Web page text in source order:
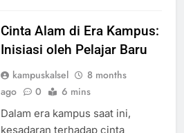
Cinta Alam di Era Kampus:
Inisiasi oleh Pelajar Baru
kampuskalsel
8 months
ago
0 6 mins
Dalam era kampus saat ini,
kesadaran terhadap cinta